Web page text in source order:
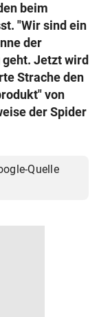
beim
"Wir sind ein
der
Jetzt wird
Strache den
von
der Spider
Quelle